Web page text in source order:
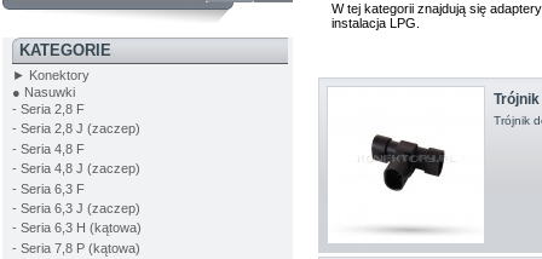
KATEGORIE
► Konektory
● Nasuwki
- Seria 2,8 F
- Seria 2,8 J (zaczep)
- Seria 4,8 F
- Seria 4,8 J (zaczep)
- Seria 6,3 F
- Seria 6,3 J (zaczep)
- Seria 6,3 H (kątowa)
- Seria 7,8 P (kątowa)
W tej kategorii znajdują się
instalacja LPG.
Trójnik